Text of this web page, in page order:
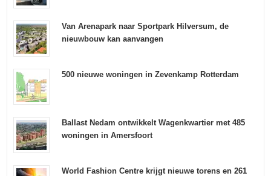
Van Arenapark naar Sportpark Hilversum, de
nieuwbouw kan aanvangen
500 nieuwe woningen in Zevenkamp Rotterdam
Ballast Nedam ontwikkelt Wagenkwartier met 485
woningen in Amersfoort
World Fashion Centre krijgt nieuwe torens en 261